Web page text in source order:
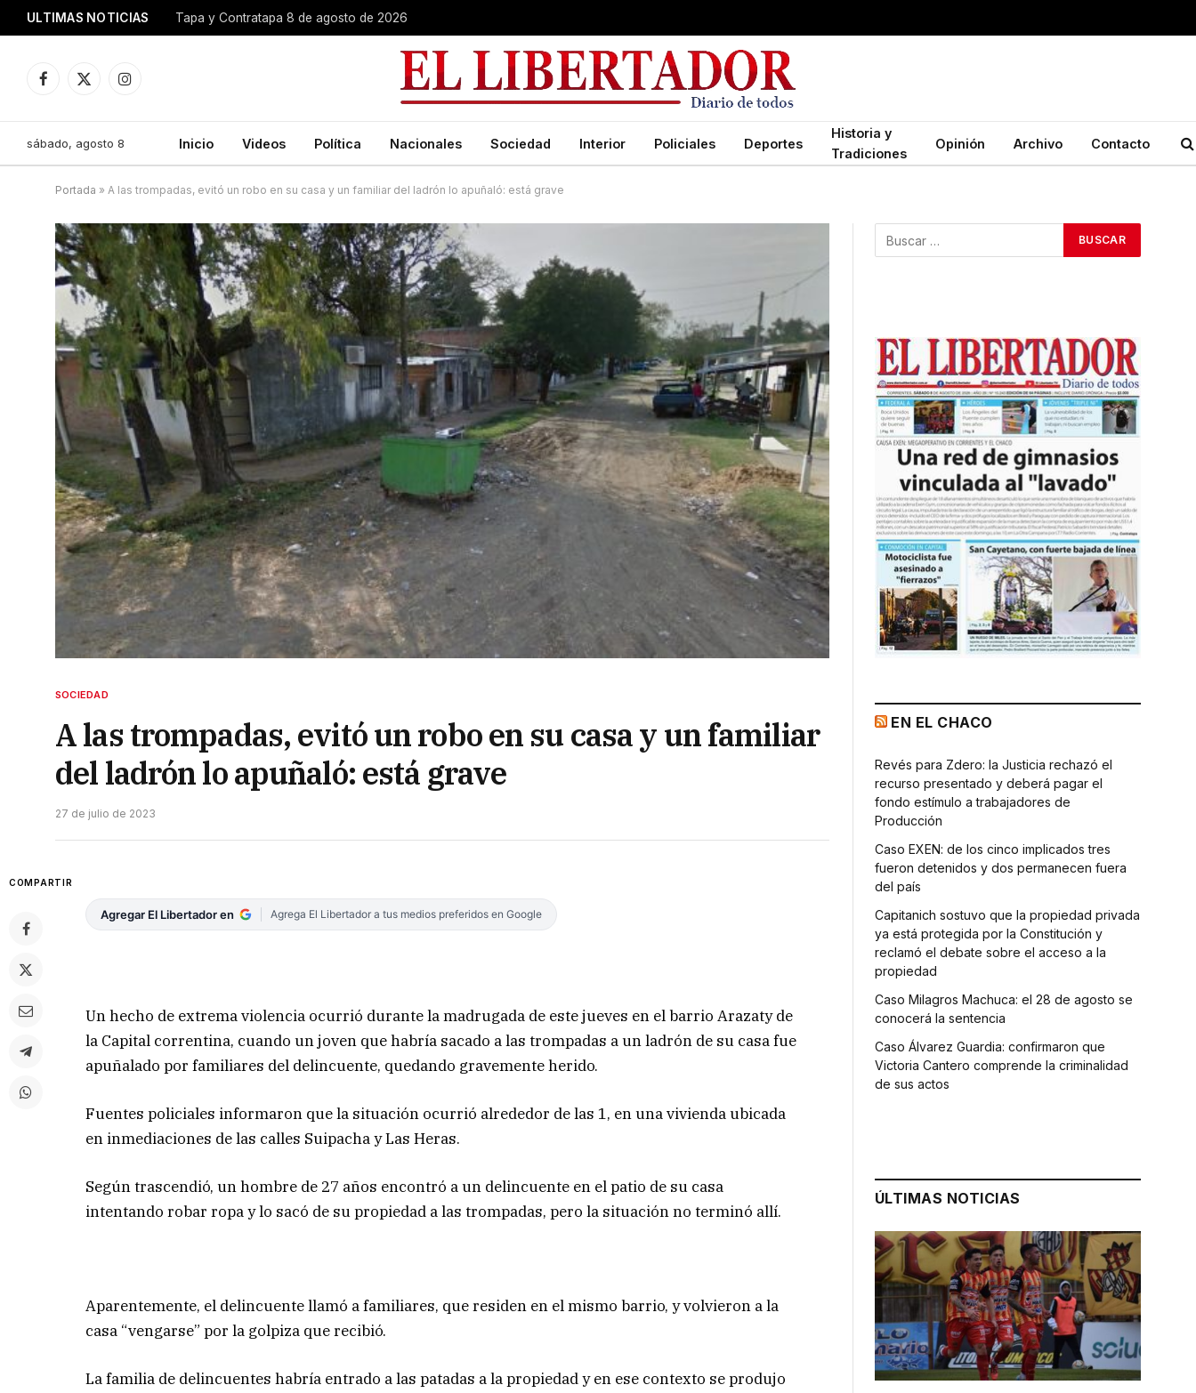
ULTIMAS NOTICIAS Tapa y Contratapa 8 de agosto de 2026
Facebook
X
Instagram
sábado, agosto 8 Inicio Videos Política Nacionales Sociedad Interior Policiales Deportes
Historia y
Tradiciones
Opinión Archivo Contacto
Portada » A las trompadas, evitó un robo en su casa y un familiar del ladrón lo apuñaló: está grave
SOCIEDAD
A las trompadas, evitó un robo en su casa y un familiar
del ladrón lo apuñaló: está grave
27 de julio de 2023
COMPARTIR
Agregar El Libertador en Agrega El Libertador a tus medios preferidos en Google
Un hecho de extrema violencia ocurrió durante la madrugada de este jueves en el barrio Arazaty de
la Capital correntina, cuando un joven que habría sacado a las trompadas a un ladrón de su casa fue
apuñalado por familiares del delincuente, quedando gravemente herido.
Fuentes policiales informaron que la situación ocurrió alrededor de las 1, en una vivienda ubicada
en inmediaciones de las calles Suipacha y Las Heras.
Según trascendió, un hombre de 27 años encontró a un delincuente en el patio de su casa
intentando robar ropa y lo sacó de su propiedad a las trompadas, pero la situación no terminó allí.
Aparentemente, el delincuente llamó a familiares, que residen en el mismo barrio, y volvieron a la
casa “vengarse” por la golpiza que recibió.
La familia de delincuentes habría entrado a las patadas a la propiedad y en ese contexto se produjo
EN EL CHACO
Revés para Zdero: la Justicia rechazó el
recurso presentado y deberá pagar el
fondo estímulo a trabajadores de
Producción
Caso EXEN: de los cinco implicados tres
fueron detenidos y dos permanecen fuera
del país
Capitanich sostuvo que la propiedad privada
ya está protegida por la Constitución y
reclamó el debate sobre el acceso a la
propiedad
Caso Milagros Machuca: el 28 de agosto se
conocerá la sentencia
Caso Álvarez Guardia: confirmaron que
Victoria Cantero comprende la criminalidad
de sus actos
ÚLTIMAS NOTICIAS